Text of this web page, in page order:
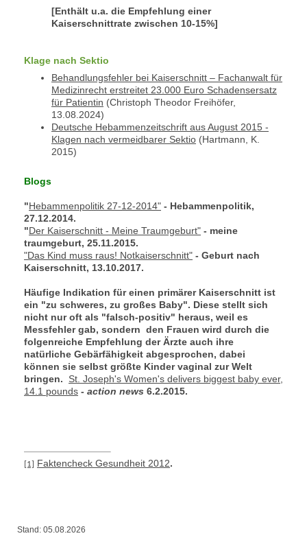
[Enthält u.a. die Empfehlung einer
Kaiserschnittrate zwischen 10-15%]
Klage nach Sektio
Behandlungsfehler bei Kaiserschnitt – Fachanwalt für
Medizinrecht erstreitet 23.000 Euro Schadensersatz
für Patientin (Christoph Theodor Freihöfer,
13.08.2024)
Deutsche Hebammenzeitschrift aus August 2015 -
Klagen nach vermeidbarer Sektio (Hartmann, K.
2015)
Blogs
"Hebammenpolitik 27-12-2014" - Hebammenpolitik,
27.12.2014.
"Der Kaiserschnitt - Meine Traumgeburt" - meine
traumgeburt, 25.11.2015.
"Das Kind muss raus! Notkaiserschnitt" - Geburt nach
Kaiserschnitt, 13.10.2017.
Häufige Indikation für einen primärer Kaiserschnitt ist
ein "zu schweres, zu großes Baby". Diese stellt sich
nicht nur oft als "falsch-positiv" heraus, weil es
Messfehler gab, sondern den Frauen wird durch die
folgenreiche Empfehlung der Ärzte auch ihre
natürliche Gebärfähigkeit abgesprochen, dabei
können sie selbst größte Kinder vaginal zur Welt
bringen. St. Joseph's Women's delivers biggest baby ever,
14.1 pounds - action news 6.2.2015.
[1] Faktencheck Gesundheit 2012.
Stand: 05.08.2026